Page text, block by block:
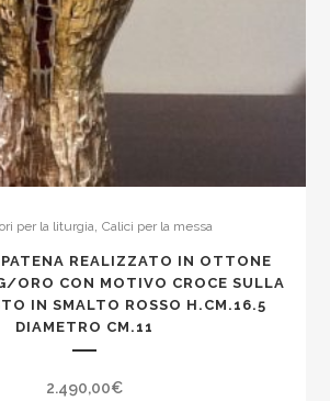
per la liturgia Calici per la messa
REALIZZATO IN OTTONE
ORO CON MOTIVO CROCE SULLA
IN SMALTO ROSSO H.CM.16.5
DIAMETRO CM.11
2.490,00€